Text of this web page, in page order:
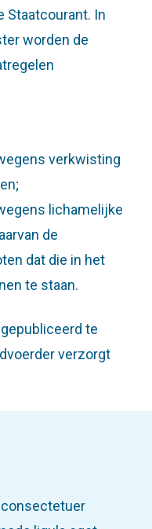
Staatcourant. In
worden de
verkwisting
lichamelijke
de
dat die in het
te staan.
te
verzorgt